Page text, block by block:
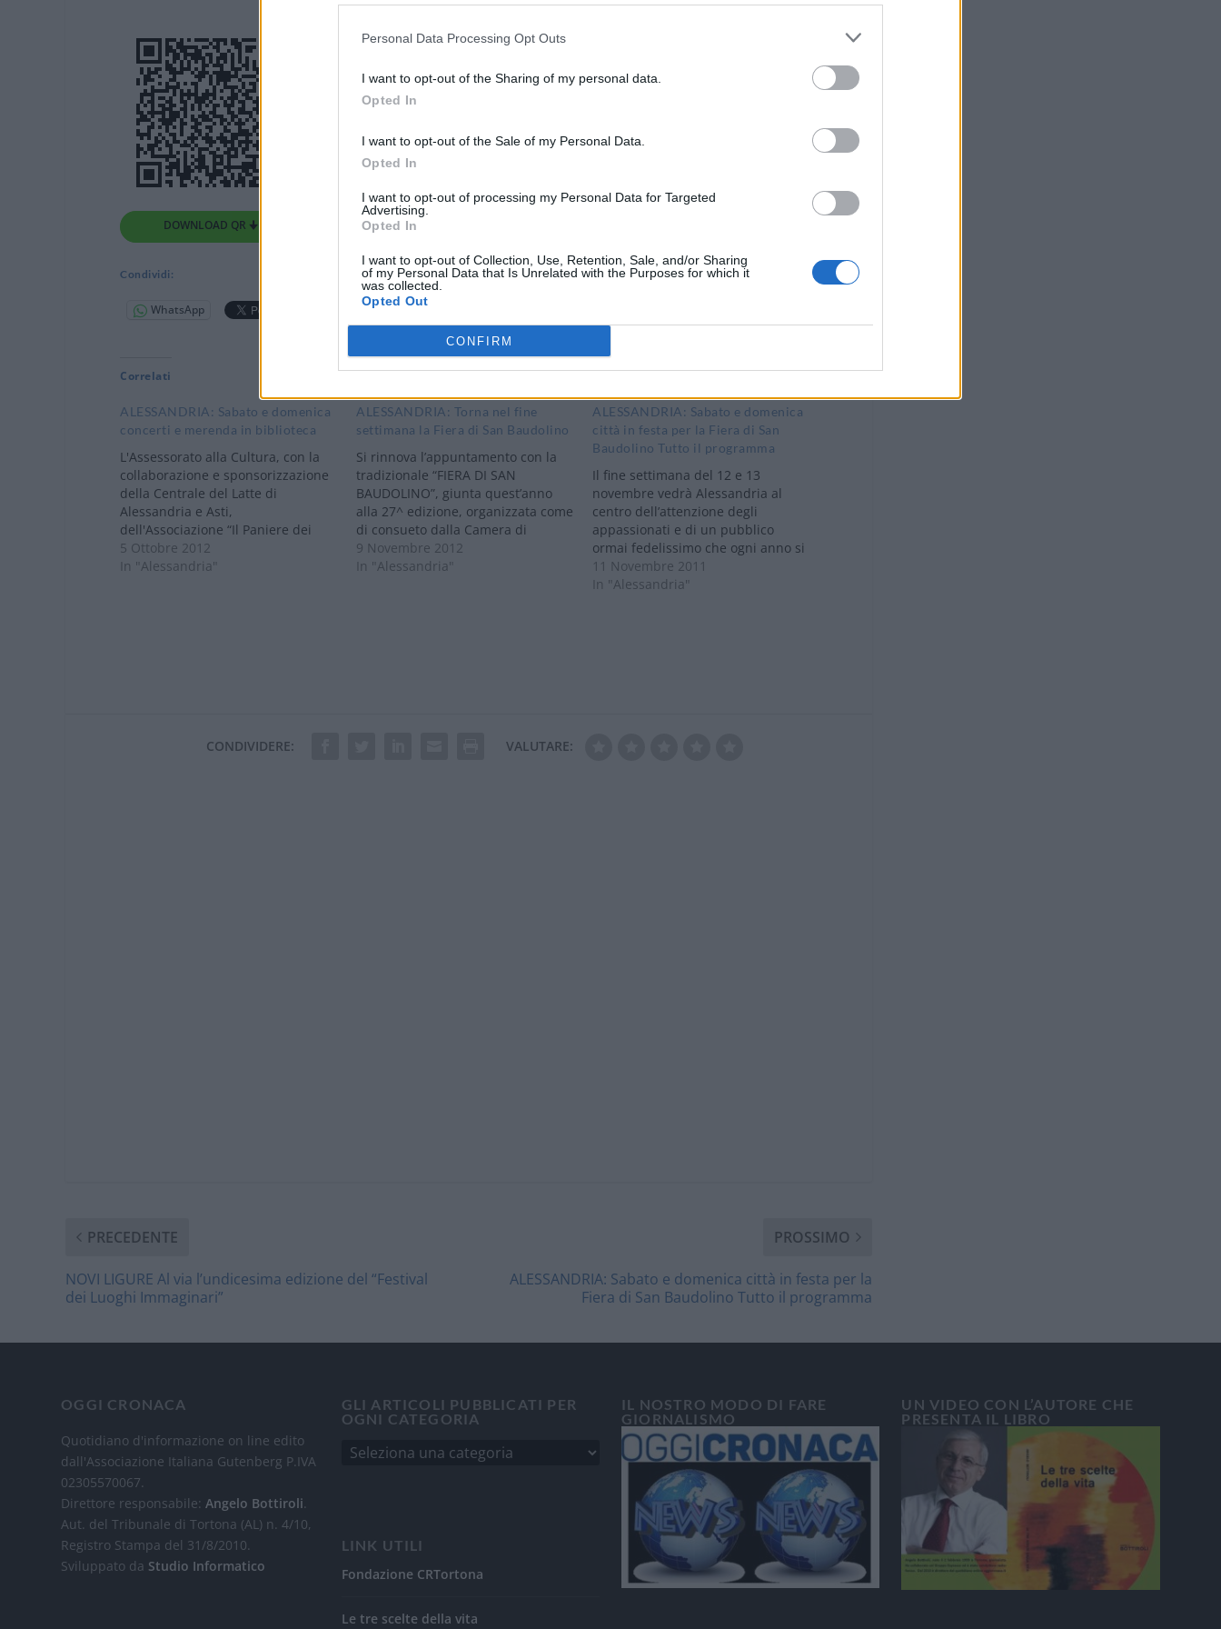
Personal Data Processing Opt Outs
I want to opt-out of the Sharing of my personal data.
Opted In
I want to opt-out of the Sale of my Personal Data.
Opted In
I want to opt-out of processing my Personal Data for Targeted
Advertising.
Opted In
I want to opt-out of Collection, Use, Retention, Sale, and/or Sharing
of my Personal Data that Is Unrelated with the Purposes for which it
was collected.
Opted Out
CONFIRM
DOWNLOAD QR 🠋
Condividi:
WhatsApp Telegram Stampa
Correlati
ALESSANDRIA: Sabato e domenica
concerti e merenda in biblioteca
L'Assessorato alla Cultura, con la
collaborazione e sponsorizzazione
della Centrale del Latte di
Alessandria e Asti,
dell'Associazione “Il Paniere dei
prodotti di pregio della Provincia di
Alessandria” e del Mercato Equo e
5 Ottobre 2012
In "Alessandria"
ALESSANDRIA: Torna nel fine
settimana la Fiera di San Baudolino
Si rinnova l’appuntamento con la
tradizionale “FIERA DI SAN
BAUDOLINO”, giunta quest’anno
alla 27^ edizione, organizzata come
di consueto dalla Camera di
Commercio di Alessandria tramite
la propria azienda speciale
9 Novembre 2012
In "Alessandria"
ALESSANDRIA: Sabato e domenica
città in festa per la Fiera di San
Baudolino Tutto il programma
Il fine settimana del 12 e 13
novembre vedrà Alessandria al
centro dell’attenzione degli
appassionati e di un pubblico
ormai fedelissimo che ogni anno si
presenta puntuale
all’appuntamento con i frutti di
11 Novembre 2011
In "Alessandria"
CONDIVIDERE: VALUTARE:
PRECEDENTE
NOVI LIGURE Al via l’undicesima edizione del “Festival
dei Luoghi Immaginari”
PROSSIMO
ALESSANDRIA: Sabato e domenica città in festa per la
Fiera di San Baudolino Tutto il programma
OGGI CRONACA
Quotidiano d'informazione on line edito
dall'Associazione Italiana Gutenberg P.IVA
02305570067.
Direttore responsabile:Angelo Bottiroli
Aut. del Tribunale di Tortona (AL) n. 4/10,
Registro Stampa del 31/8/2010.
Sviluppato da Studio Informatico
GLI ARTICOLI PUBBLICATI PER
OGNI CATEGORIA
LINK UTILI
Fondazione CRTortona
Le tre scelte della vita
IL NOSTRO MODO DI FARE
GIORNALISMO
UN VIDEO CON L’AUTORE CHE
PRESENTA IL LIBRO